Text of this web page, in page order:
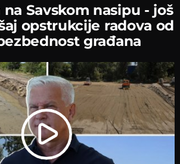
Savskom nasipu - јoš
opstrukciјe radova od
građana